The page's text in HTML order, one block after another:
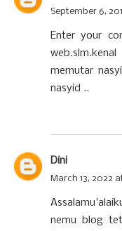
September 6,
Enter your
memutar
nasyid ..
Dini
March 13, 2022
nemu blog